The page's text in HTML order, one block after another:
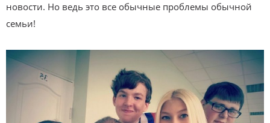
новости. Но ведь это все обычные проблемы обычной
семьи!